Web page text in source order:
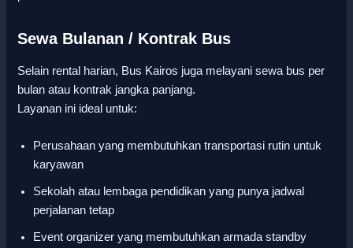
Sewa Bulanan / Kontrak Bus
Selain rental harian, Bus Kairos juga melayani sewa bus per
bulan atau kontrak jangka panjang.
Layanan ini ideal untuk:
Perusahaan yang membutuhkan transportasi rutin untuk
karyawan
Sekolah atau lembaga pendidikan yang punya jadwal
perjalanan tetap
Event organizer yang membutuhkan armada standby